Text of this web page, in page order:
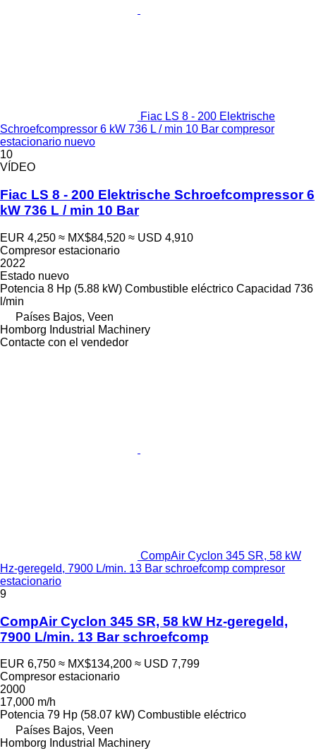
Fiac LS 8 - 200 Elektrische
Schroefcompressor 6 kW 736 L / min 10 Bar compresor
estacionario nuevo
10
VÍDEO
Fiac LS 8 - 200 Elektrische Schroefcompressor 6
kW 736 L / min 10 Bar
EUR 4,250 ≈ MX$84,520 ≈ USD 4,910
Compresor estacionario
2022
Estado nuevo
Potencia 8 Hp (5.88 kW) Combustible eléctrico Capacidad 736
l/min
Países Bajos, Veen
Homborg Industrial Machinery
Contacte con el vendedor
CompAir Cyclon 345 SR, 58 kW
Hz-geregeld, 7900 L/min. 13 Bar schroefcomp compresor
estacionario
9
CompAir Cyclon 345 SR, 58 kW Hz-geregeld,
7900 L/min. 13 Bar schroefcomp
EUR 6,750 ≈ MX$134,200 ≈ USD 7,799
Compresor estacionario
2000
17,000 m/h
Potencia 79 Hp (58.07 kW) Combustible eléctrico
Países Bajos, Veen
Homborg Industrial Machinery